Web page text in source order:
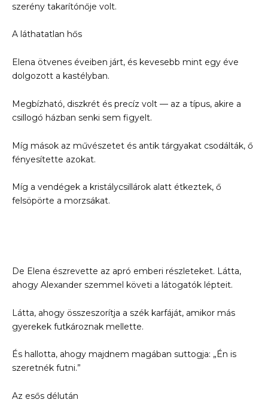
szerény takarítónője volt.
A láthatatlan hős
Elena ötvenes éveiben járt, és kevesebb mint egy éve
dolgozott a kastélyban.
Megbízható, diszkrét és precíz volt — az a típus, akire a
csillogó házban senki sem figyelt.
Míg mások az művészetet és antik tárgyakat csodálták, ő
fényesítette azokat.
Míg a vendégek a kristálycsillárok alatt étkeztek, ő
felsöpörte a morzsákat.
De Elena észrevette az apró emberi részleteket. Látta,
ahogy Alexander szemmel követi a látogatók lépteit.
Látta, ahogy összeszorítja a szék karfáját, amikor más
gyerekek futkároznak mellette.
És hallotta, ahogy majdnem magában suttogja: „Én is
szeretnék futni.”
Az esős délután